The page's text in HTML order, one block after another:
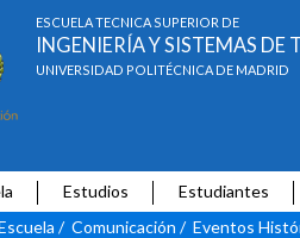
ESCUELA TÉCNICA SUPERIOR DE
INGENIERÍA Y SISTEMAS
UNIVERSIDAD POLITÉCNICA DE MADRID
Estudios
Estudiantes
/ Comunicación / Eventos